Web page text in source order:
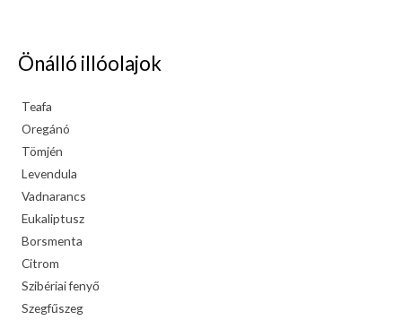
Önálló illóolajok
Teafa
Oregánó
Tömjén
Levendula
Vadnarancs
Eukaliptusz
Borsmenta
Citrom
Szibériai fenyő
Szegfűszeg